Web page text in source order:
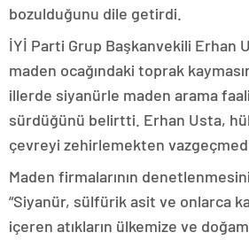
bozulduğunu dile getirdi.
İYİ Parti Grup Başkanvekili Erhan
maden ocağındaki toprak
illerde siyanürle maden arama
sürdüğünü belirtti. Erhan Usta,
çevreyi zehirlemekten
Maden firmalarının
“Siyanür, sülfürik asit ve onlarca
içeren atıkların ülkemize ve